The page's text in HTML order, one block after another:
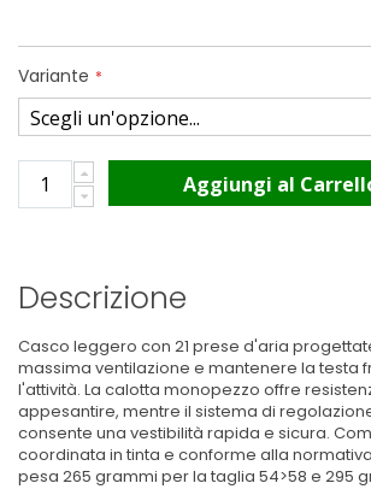
Variante
Aggiungi al
Descrizione
Casco leggero con 21 prese d'aria
massima ventilazione e mantenere la testa
l'attività. La calotta monopezzo offre
appesantire, mentre il sistema di
consente una vestibilità rapida e sicura.
coordinata in tinta e conforme alla normativa
pesa 265 grammi per la taglia 54>58 e 295